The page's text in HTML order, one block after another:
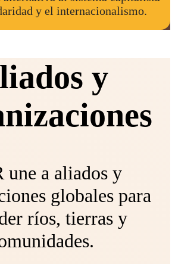
y el internacionalismo.
y
une a aliados y
globales para
ríos, tierras y